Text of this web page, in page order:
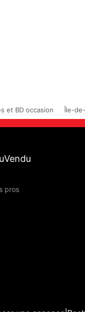
et BD occasion Île-
pros